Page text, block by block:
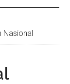
Nasional